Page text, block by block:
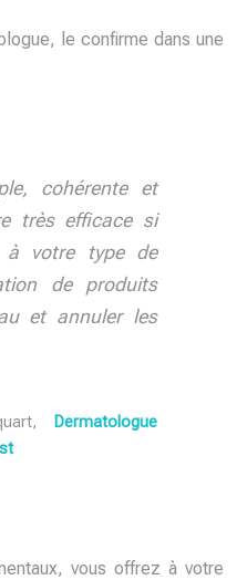
le confirme dans une
cohérente et
très efficace si
à votre type de
de produits
et annuler les
Dermatologue
vous offrez à votre